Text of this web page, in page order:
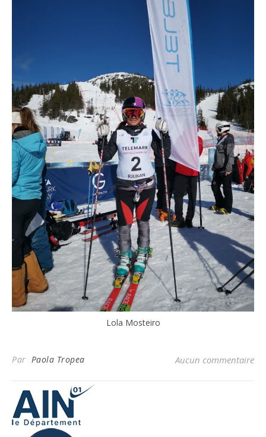
Lola Mosteiro
Par Paola Tropea Aucun commentaire